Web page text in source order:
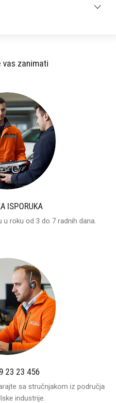
vas zanimati
ISPORUKA
u roku od 3 do 7 radnih dana.
23 23 456
sa stručnjakom iz područja
industrije.